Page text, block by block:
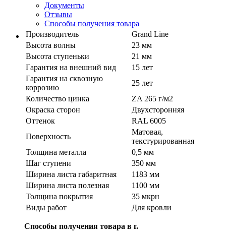
Документы
Отзывы
Способы получения товара
Производитель
Grand Line
Высота волны
23 мм
Высота ступеньки
21 мм
Гарантия на внешний вид
15 лет
Гарантия на сквозную
коррозию
25 лет
Количество цинка
ZA 265 г/м2
Окраска сторон
Двухсторонняя
Оттенок
RAL 6005
Поверхность
Матовая,
текстурированная
Толщина металла
0,5 мм
Шаг ступени
350 мм
Ширина листа габаритная
1183 мм
Ширина листа полезная
1100 мм
Толщина покрытия
35 мкрн
Виды работ
Для кровли
Способы получения товара в г.